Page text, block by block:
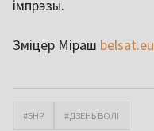
імпрэзы.
Зміцер Міраш belsat.eu
#БНР #ДЗЕНЬ ВОЛІ